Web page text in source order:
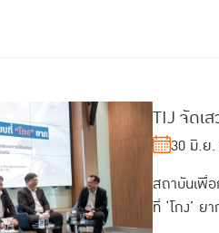
TIJ จัดเ
30 มิ.ย
สถาบันเพื่
ที่ ‘โกง’